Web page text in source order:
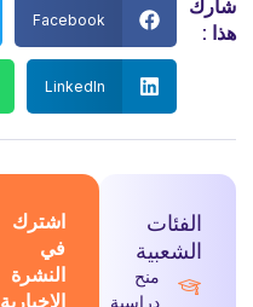
هذا :
Facebook
LinkedIn
الفئات
الشعبية
منح
دراسية
اشترك
في
النشرة
الإخبارية